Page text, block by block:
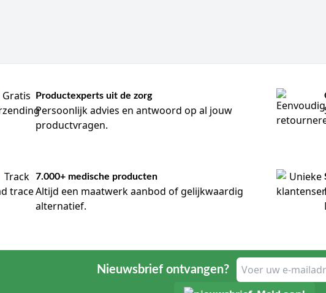
Productexperts uit de zorg
Persoonlijk advies en antwoord op al jouw
productvragen.
7.000+ medische producten
Altijd een maatwerk aanbod of gelijkwaardig
alternatief.
Nieuwsbrief ontvangen?